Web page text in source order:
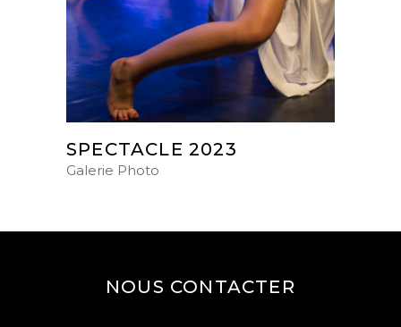
SPECTACLE 2023
Galerie Photo
NOUS CONTACTER